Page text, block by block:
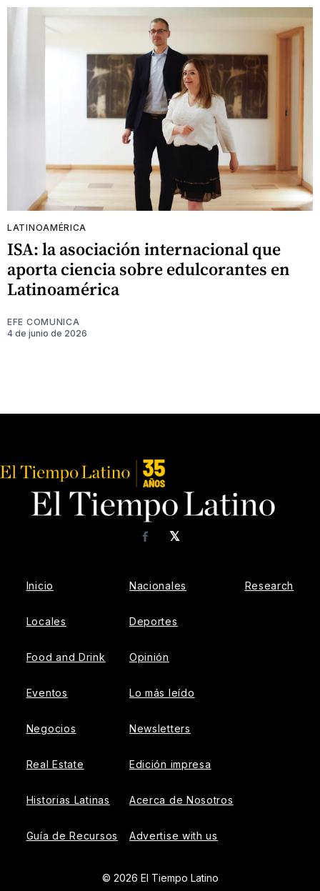
LATINOAMÉRICA
ISA: la asociación internacional que
aporta ciencia sobre edulcorantes en
Latinoamérica
EFE COMUNICA
4 de junio de 2026
𝕏
Facebook
Inicio
Locales
Food and Drink
Eventos
Negocios
Real Estate
Historias Latinas
Guía de Recursos
Nacionales
Deportes
Opinión
Lo más leído
Newsletters
Edición impresa
Acerca de Nosotros
Advertise with us
Research
© 2026 El Tiempo Latino